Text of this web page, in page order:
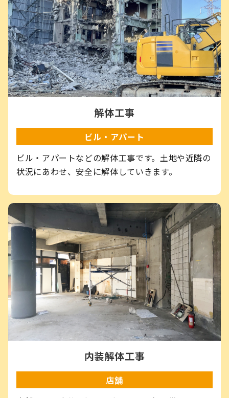
解体工事
ビル・アパート
ビル・アパートなどの解体工事です。土地や近隣の
状況にあわせ、安全に解体していきます。
内装解体工事
店舗